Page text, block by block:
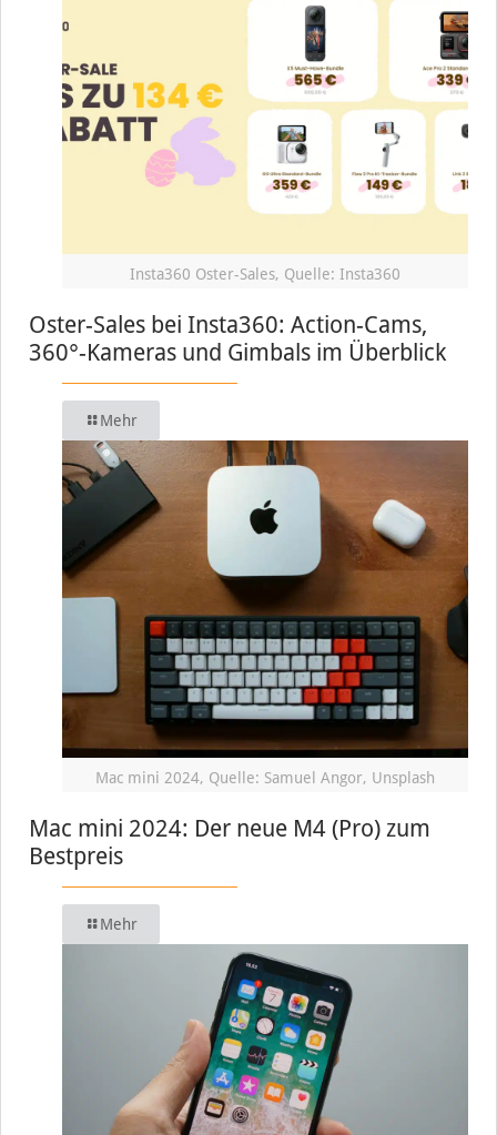
Insta360 Oster-Sales, Quelle: Insta360
Oster-Sales bei Insta360: Action-Cams,
360°-Kameras und Gimbals im Überblick
Mehr
Mac mini 2024, Quelle: Samuel Angor, Unsplash
Mac mini 2024: Der neue M4 (Pro) zum
Bestpreis
Mehr